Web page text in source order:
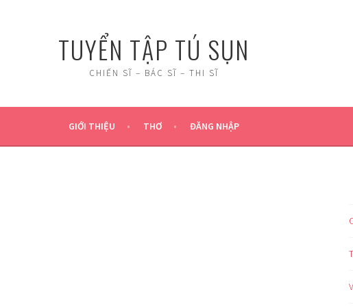
TUYỂN TẬP TÚ SỤN
CHIẾN SĨ – BÁC SĨ – THI SĨ
GIỚI THIỆU THƠ ĐĂNG NHẬP